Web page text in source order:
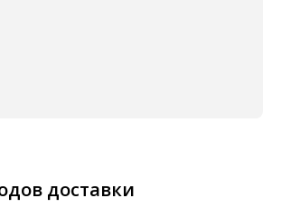
доставки